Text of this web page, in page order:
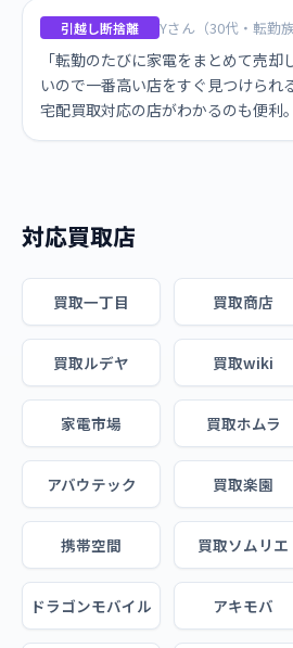
引越し断捨離 Yさん（30代・転勤族
「転勤のたびに家電をまとめて売却
いので一番高い店をすぐ見つけられ
宅配買取対応の店がわかるのも便利。
対応買取店
買取一丁目 買取商店
買取ルデヤ 買取wiki
家電市場 買取ホムラ
アバウテック 買取楽園
携帯空間 買取ソムリエ
ドラゴンモバイル アキモバ